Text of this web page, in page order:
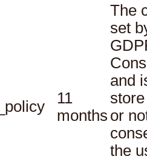
11
months
The
set
and
or
the